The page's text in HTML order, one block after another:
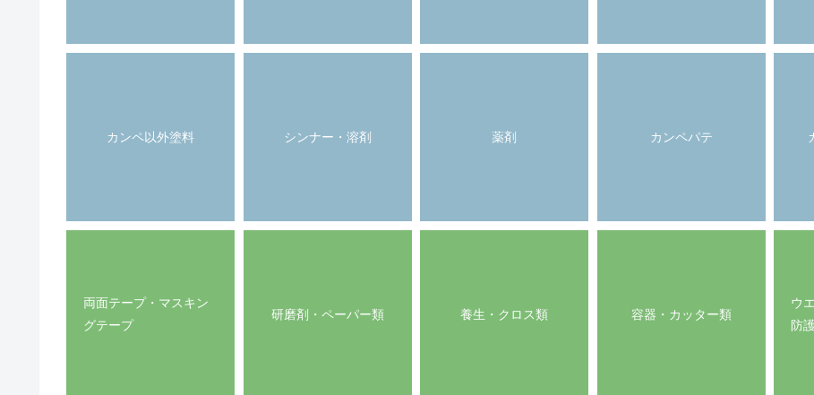
カンペ以外塗料 シンナー・溶剤 薬剤 カンペパテ
両面テープ・マスキン
グテープ
研磨剤・ペーパー類 養生・クロス類 容器・カッター類
ウ
防